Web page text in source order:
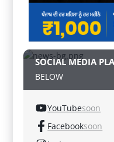
SOCIAL MEDIA
BELOW
YouTubesoon
Facebooksoon